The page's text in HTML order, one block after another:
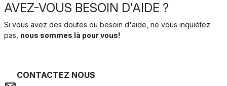
AVEZ-VOUS BESOIN D'AIDE ?
Si vous avez des doutes ou besoin d'aide, ne vous inquiétez
pas, nous sommes là pour vous!
CONTACTEZ NOUS